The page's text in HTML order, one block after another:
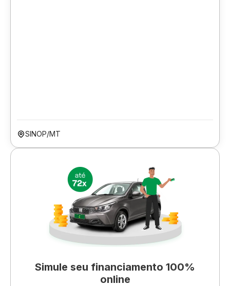
SINOP/MT
Simule seu financiamento 100%
online